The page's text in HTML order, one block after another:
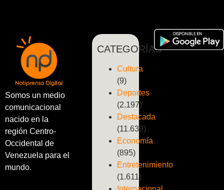
Somos un medio
comunicacional
nacido en la
región Centro-
Occidental de
Venezuela para el
mundo.
CATEGORÍAS
Cultura
(9)
Deportes
(2.197)
Destacada
(11.639)
Economía
(895)
Entretenimiento
(1.611)